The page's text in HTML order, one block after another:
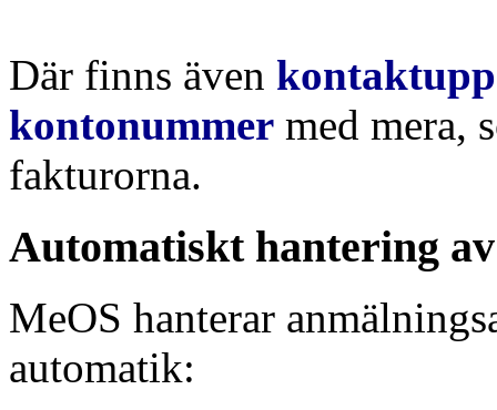
Där finns även
kontonummer med mera,
fakturorna.
Automatiskt hantering
MeOS hanterar
automatik: